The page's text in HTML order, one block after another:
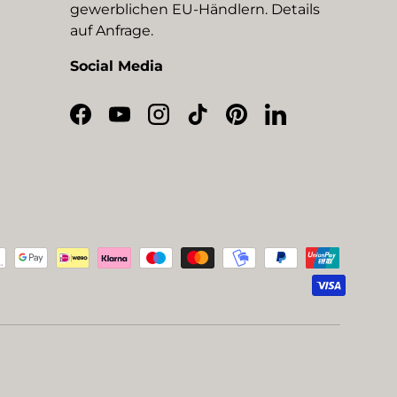
gewerblichen EU-Händlern. Details
auf Anfrage.
Social Media
Facebook
YouTubeInstagram
TikTokPinterestLinkedIn